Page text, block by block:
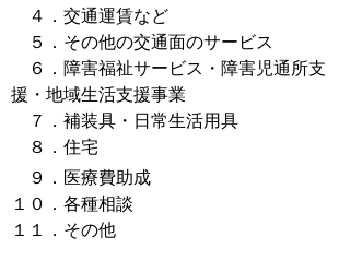
４．交通運賃など
５．その他の交通面のサービス
６．障害福祉サービス・障害児通所支
援・地域生活支援事業
７．補装具・日常生活用具
８．住宅
９．医療費助成
１０．各種相談
１１．その他